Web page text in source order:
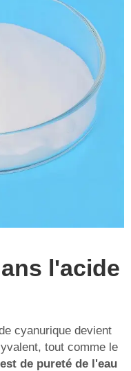
l'acide
cyanurique devient
tout comme le
de pureté de l'eau